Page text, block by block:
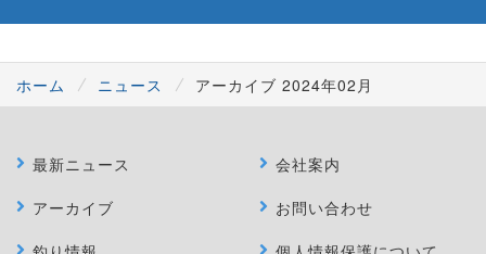
ホーム ニュース アーカイブ 2024年02月
最新ニュース
アーカイブ
会社案内
お問い合わせ